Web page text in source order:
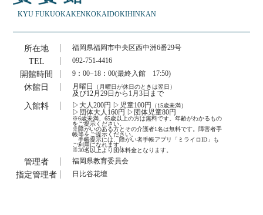
KYU FUKUOKAKENKOKAIDOKIHINKAN
所在地 福岡県福岡市中央区西中洲6番29号
TEL 092-751-4416
開館時間 9：00−18：00(最終入館 17:50)
休館日 月曜日 （月曜日が休日のときは翌日）
及び12月29日から1月3日まで
入館料 ▷大人200円 ▷児童100円 （15歳未満）
▷団体大人160円 ▷団体児童80円
※6歳未満、65歳以上の方は無料です。年齢がわかるもの
をご提示ください。
※障がいのある方とその介護者1名は無料です。障害者手
帳等をご提示ください。
手帳提示には、障がい者手帳アプリ「ミライロID」も
ご利用になれます。
※30名以上より団体料金となります。
管理者 福岡県教育委員会
指定管理者 日比谷花壇